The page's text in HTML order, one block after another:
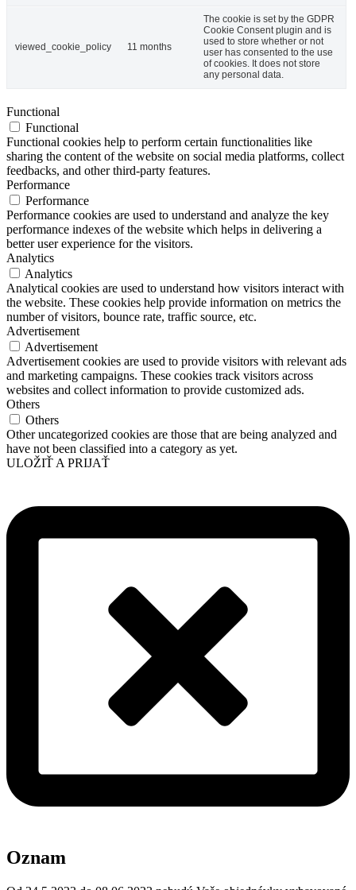
viewed_cookie_policy 11 months
The cookie is set by the GDPR
Cookie Consent plugin and is
used to store whether or not
user has consented to the use
of cookies. It does not store
any personal data.
Functional
Functional
Functional cookies help to perform certain functionalities like
sharing the content of the website on social media platforms, collect
feedbacks, and other third-party features.
Performance
Performance
Performance cookies are used to understand and analyze the key
performance indexes of the website which helps in delivering a
better user experience for the visitors.
Analytics
Analytics
Analytical cookies are used to understand how visitors interact with
the website. These cookies help provide information on metrics the
number of visitors, bounce rate, traffic source, etc.
Advertisement
Advertisement
Advertisement cookies are used to provide visitors with relevant ads
and marketing campaigns. These cookies track visitors across
websites and collect information to provide customized ads.
Others
Others
Other uncategorized cookies are those that are being analyzed and
have not been classified into a category as yet.
ULOŽIŤ A PRIJAŤ
Oznam